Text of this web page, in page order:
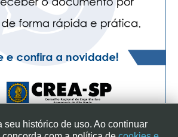
seu histórico de uso. Ao continuar